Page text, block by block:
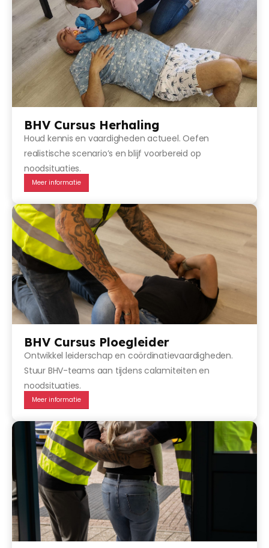
BHV Cursus Herhaling
Houd kennis en vaardigheden actueel. Oefen
realistische scenario’s en blijf voorbereid op
noodsituaties.
Meer informatie
BHV Cursus Ploegleider
Ontwikkel leiderschap en coördinatievaardigheden.
Stuur BHV-teams aan tijdens calamiteiten en
noodsituaties.
Meer informatie